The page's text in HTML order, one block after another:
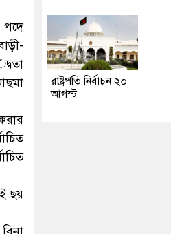
পদে
ছয়
রাষ্ট্রপতি নির্বাচন ২০
আগস্ট